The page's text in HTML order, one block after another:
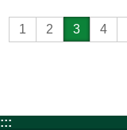
1 2 3 4
:::